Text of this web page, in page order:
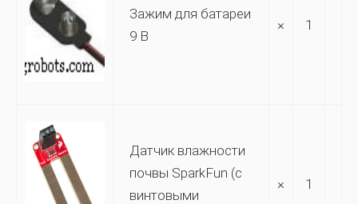
Зажим для батареи
9 В
× 1
Датчик влажности
почвы SparkFun (с
винтовыми
× 1